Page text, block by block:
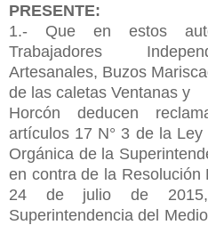
PRESENTE:
1.- Que en estos
Trabajadores
Artesanales, Buzos
de las caletas Ventanas y
Horcón deducen
artículos 17 N° 3 de la
Orgánica de la
en contra de la Resolución
24 de julio de
Superintendencia del